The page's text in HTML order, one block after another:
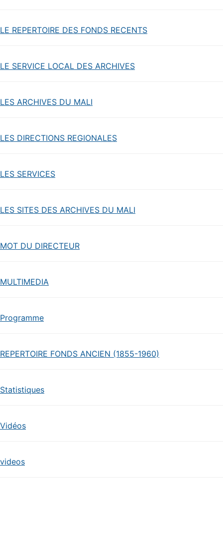
LE REPERTOIRE DES FONDS RECENTS
LE SERVICE LOCAL DES ARCHIVES
LES ARCHIVES DU MALI
LES DIRECTIONS REGIONALES
LES SERVICES
LES SITES DES ARCHIVES DU MALI
MOT DU DIRECTEUR
MULTIMEDIA
Programme
REPERTOIRE FONDS ANCIEN (1855-1960)
Statistiques
Vidéos
videos